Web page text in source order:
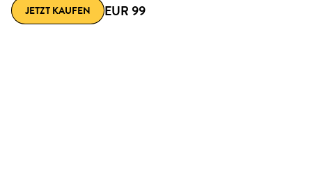
JETZT KAUFEN EUR 99